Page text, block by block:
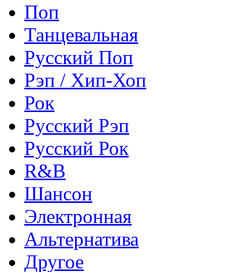
Поп
Танцевальная
Русский Поп
Рэп / Хип-Хоп
Рок
Русский Рэп
Русский Рок
R&B
Шансон
Электронная
Альтернатива
Другое